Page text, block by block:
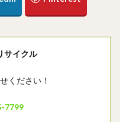
サイクル
ください！
7799